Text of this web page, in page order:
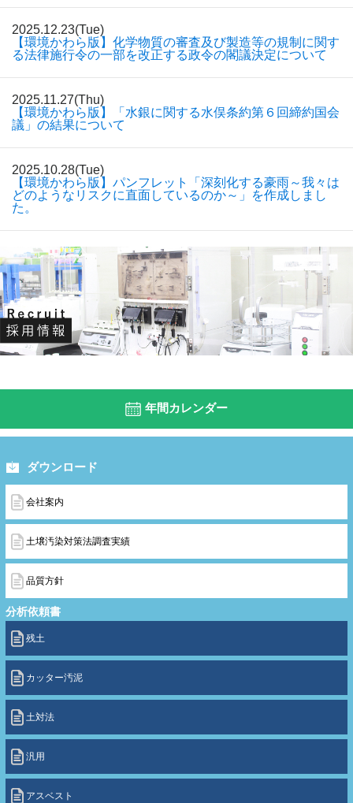
2025.12.23(Tue)
【環境かわら版】化学物質の審査及び製造等の規制に関す
る法律施行令の一部を改正する政令の閣議決定について
2025.11.27(Thu)
【環境かわら版】「水銀に関する水俣条約第６回締約国会
議」の結果について
2025.10.28(Tue)
【環境かわら版】パンフレット「深刻化する豪雨～我々は
どのようなリスクに直面しているのか～」を作成しまし
た。
年間カレンダー
ダウンロード
会社案内
土壌汚染対策法調査実績
品質方針
分析依頼書
残土
カッター汚泥
土対法
汎用
アスベスト